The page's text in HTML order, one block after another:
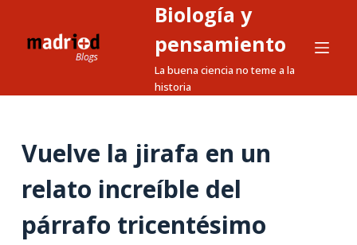
a
a
n
Biología y
pensamiento
La buena ciencia no teme a la
historia
Vuelve la jirafa en un
relato increíble del
párrafo tricentésimo